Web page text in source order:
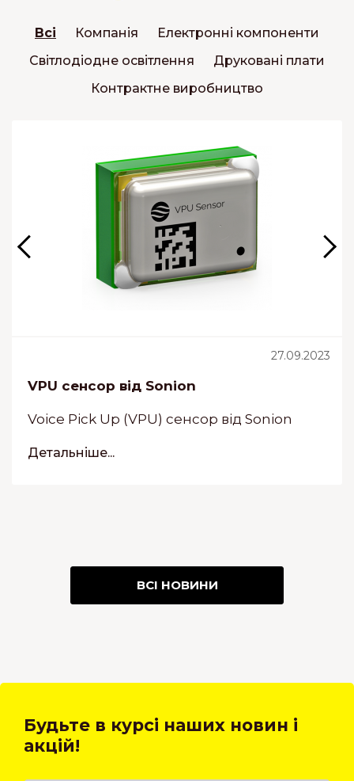
Всі Компанія
Електронні компоненти
Світлодіодне освітлення
Друковані плати
Контрактне виробництво
27.09.2023
VPU сенсор від Sonion
Voice Pick Up (VPU) сенсор від Sonion
Детальніше...
27.09.2023
22.07.2021
03.06.2021
ВСІ НОВИНИ
Будьте в курсі наших новин і
акцій!